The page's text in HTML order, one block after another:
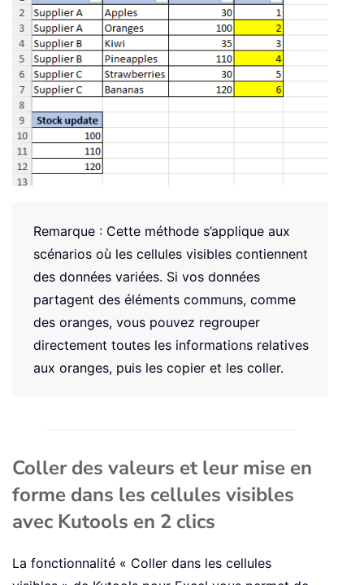
Remarque : Cette méthode s’applique aux
scénarios où les cellules visibles contiennent
des données variées. Si vos données
partagent des éléments communs, comme
des oranges, vous pouvez regrouper
directement toutes les informations relatives
aux oranges, puis les copier et les coller.
Coller des valeurs et leur mise en
forme dans les cellules visibles
avec Kutools en 2 clics
La fonctionnalité « Coller dans les cellules